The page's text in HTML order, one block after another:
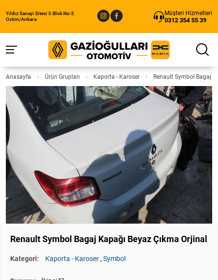
Yıldız Sanayi Sitesi 3.Blok No:5
Ostim/Ankara
Müşteri Hizmetleri
0312 354 55 39
Anasayfa Ürün Grupları Kaporta - Karoser Renault Symbol Bagaj
Renault Symbol Bagaj Kapağı Beyaz Çıkma Orjinal
Kategori: Kaporta - Karoser , Symbol